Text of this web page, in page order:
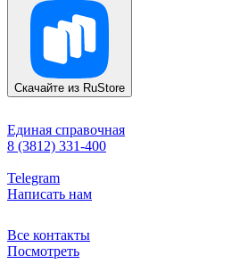
Скачайте из RuStore
Единая справочная
8 (3812) 331-400
Telegram
Написать нам
Все контакты
Посмотреть